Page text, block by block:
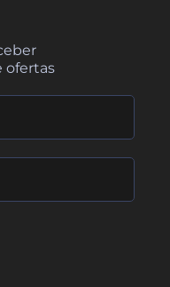
ofertas